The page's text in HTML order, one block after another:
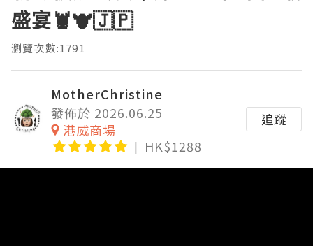
盛宴🦞🐮🇯🇵
瀏覽次數:1791
MotherChristine
發佈於 2026.06.25
港威商場
HK$1288
追蹤